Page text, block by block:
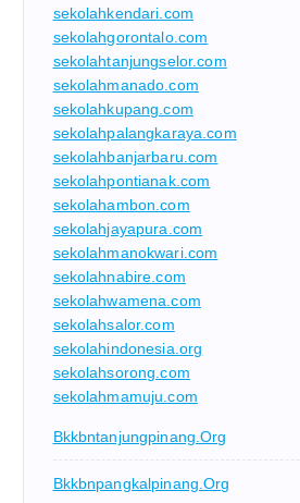
sekolahkendari.com
sekolahgorontalo.com
sekolahtanjungselor.com
sekolahmanado.com
sekolahkupang.com
sekolahpalangkaraya.com
sekolahbanjarbaru.com
sekolahpontianak.com
sekolahambon.com
sekolahjayapura.com
sekolahmanokwari.com
sekolahnabire.com
sekolahwamena.com
sekolahsalor.com
sekolahindonesia.org
sekolahsorong.com
sekolahmamuju.com
Bkkbntanjungpinang.org
Bkkbnpangkalpinang.org